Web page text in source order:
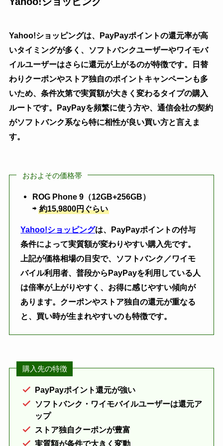
Yahoo!ショッピングは、PayPayポイントの還元率が高
いタイミングが多く、ソフトバンクユーザーやワイモバ
イルユーザーはさらに還元が上がるのが特徴です。日替
わりクーポンやストア独自のポイントキャンペーンも多
いため、条件次第で実質額が大きく変わるタイプの購入
ルートです。PayPayを頻繁に使う方や、通信会社の契約
がソフトバンク系なら特に相性が良い買い方と言えま
す。
おおよその価格帯
ROG Phone 9（12GB+256GB）
⇨約15,9800円ぐらい
Yahoo!ショッピングは、PayPayポイントの付与
条件によって実質額が変わりやすい購入先です。
上記が価格相場の目安で、ソフトバンク／ワイモ
バイル利用者、普段からPayPayを利用している人
は倍率が上がりやすく、お得に感じやすい傾向が
あります。クーポンやストア独自の還元が重なる
と、買い時が生まれやすいのも特徴です。
購入先の特徴
PayPayポイント還元が強い
ソフトバンク・ワイモバイルユーザーは還元ア
ップ
ストア独自クーポンが豊富
実質額が条件で大きく変動